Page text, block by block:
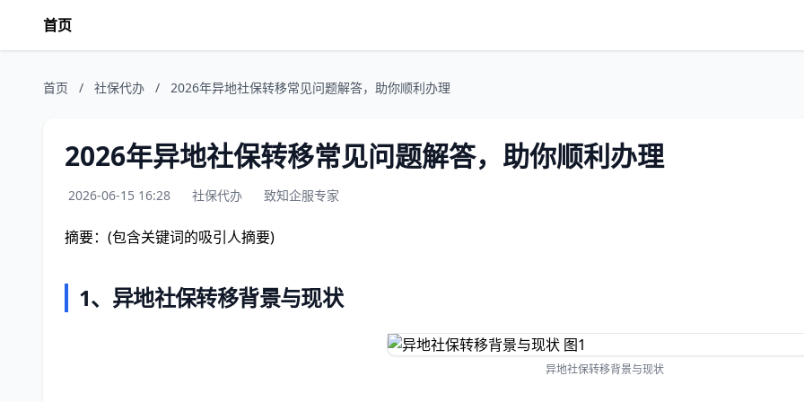
首页
首页 / 社保代办 / 2026年异地社保转移常见问题解答，助你顺利办理
2026年异地社保转移常见问题解答，助你顺利办理
2026-06-15 16:28 社保代办 致知企服专家
摘要：(包含关键词的吸引人摘要)
1、异地社保转移背景与现状
异地社保转移背景与现状